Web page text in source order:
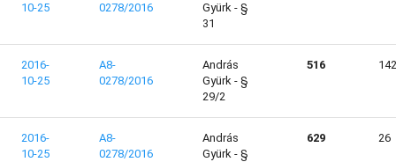
10-25
0278/2016
Gyürk - §
31
2016-
10-25
A8-
0278/2016
András
Gyürk - §
29/2
516 142
2016-
10-25
A8-
0278/2016
András
Gyürk - §
629 26